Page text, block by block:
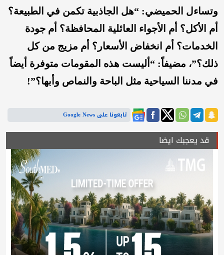
وتساءل الحميضي: “هل الجاذبية تكمن في الطبيعة؟
أم الأكل؟ أم الأجواء العائلية المحافظة؟ أم جودة
الخدمات؟ أم انخفاض الأسعار؟ أم مزيج من كل
ذلك؟”، مضيفاً: “أليست هذه المقومات متوفرة أيضاً
في مدننا السياحية مثل الباحة والنماص وأبها؟”!
تابعونا على Google News
قد يعجبك ايضا